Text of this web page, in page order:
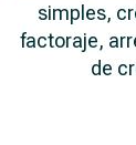
simples,
factoraje,
de